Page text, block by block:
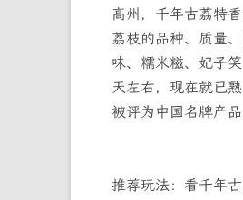
高州，千年古荔特
荔枝的品种、质量
味、糯米糍、妃子
天左右，现在就已
被评为中国名牌产
推荐玩法：看千年